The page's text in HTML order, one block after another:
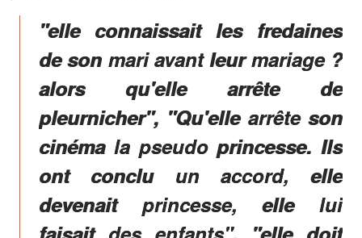
"elle connaissait les fredaines
de son mari avant leur mariage ?
alors qu'elle arrête de
pleurnicher", "Qu'elle arrête son
cinéma la pseudo princesse. Ils
ont conclu un accord, elle
devenait princesse, elle lui